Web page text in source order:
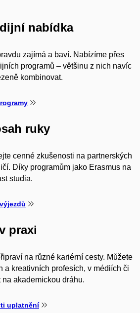
nabídka
zajímá a baví. Nabízíme přes
programů – většinu z nich navíc
kombinovat.
ruky
cenné zkušenosti na partnerských
Díky programům jako Erasmus na
studia.
praxi
na různé kariérní cesty. Můžete
a kreativních profesích, v médiích či
akademickou dráhu.
uplatnění